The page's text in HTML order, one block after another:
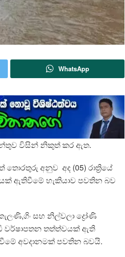
WhatsApp
විසින් නිකුත් කර ඇත.
අනුව අද (05) රාත්‍රියේ
ඇතිවීමේ හැකියාව පවතින බව
සහ නිල්වලා ද්‍රෝණි
වර්ෂාපතන තත්ත්වයක් ඇති
අවදානමක් පවතින බවයි.